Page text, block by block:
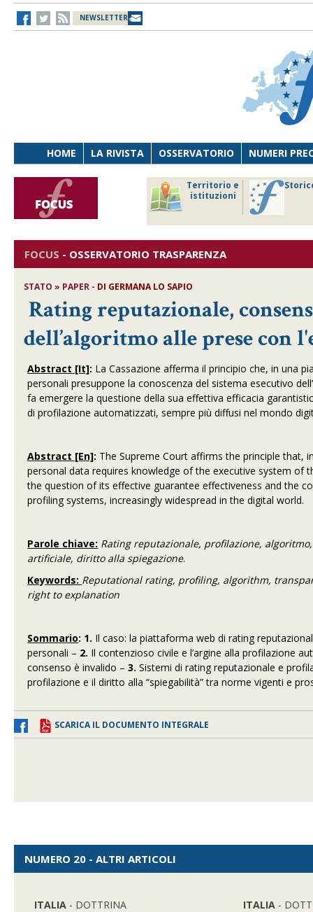
NEWSLETTER
HOME LA RIVISTA OSSERVATORIO NUMERI
Territorio e
istituzioni
FOCUS - OSSERVATORIO TRASPARENZA
STATO » PAPER - DI GERMANA LO SAPIO
Rating reputazionale,
dell’algoritmo alle prese con
Abstract [It]: La Cassazione afferma il principio che, in una
personali presuppone la conoscenza del sistema esecutivo
fa emergere la questione della sua effettiva efficacia
di profilazione automatizzati, sempre più diffusi nel mondo
Abstract [En]: The Supreme Court affirms the principle
personal data requires knowledge of the executive system
the question of its effective guarantee effectiveness and the
profiling systems, increasingly widespread in the digital world.
Parole chiave: Rating reputazionale, profilazione,
artificiale, diritto alla spiegazione.
Keywords: Reputational rating, profiling, algorithm,
right to explanation
Sommario: 1. Il caso: la piattaforma web di rating
personali – 2. Il contenzioso civile e l’argine alla profilazione
consenso è invalido –3. Sistemi di rating reputazionale e
profilazione e il diritto alla “spiegabilità” tra norme vigenti e
SCARICA IL DOCUMENTO INTEGRALE
NUMERO 20 - ALTRI ARTICOLI
ITALIA - DOTTRINA ITALIA -